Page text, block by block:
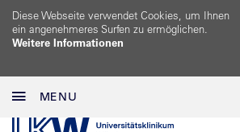
Diese Webseite verwendet Cookies, um Ihnen
ein angenehmeres Surfen zu ermöglichen.
Weitere Informationen
MENU